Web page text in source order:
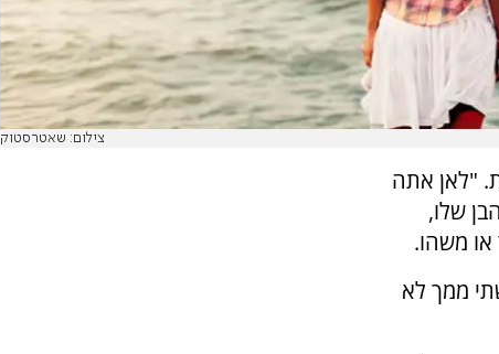
צילום: שאטרסטוק
"לאן אתה
שלו,
משהו.
ממך לא